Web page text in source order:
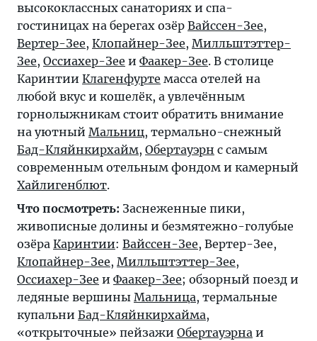
высококлассных санаториях и спа-
гостиницах на берегах озёр Вайссен-Зее,
Вертер-Зее, Клопайнер-Зее, Милльштэттер-
Зее, Оссиахер-Зее и Фаакер-Зее. В столице
Каринтии Клагенфурте масса отелей на
любой вкус и кошелёк, а увлечённым
горнолыжникам стоит обратить внимание
на уютный Мальниц, термально-снежный
Бад-Кляйнкирхайм, Обертауэрн с самым
современным отельным фондом и камерный
Хайлигенблют.
Что посмотреть: Заснеженные пики,
живописные долины и безмятежно-голубые
озёра Каринтии: Вайссен-Зее, Вертер-Зее,
Клопайнер-Зее, Милльштэттер-Зее,
Оссиахер-Зее и Фаакер-Зее; обзорный поезд и
ледяные вершины Мальница, термальные
купальни Бад-Кляйнкирхайма,
«открыточные» пейзажи Обертауэрна и